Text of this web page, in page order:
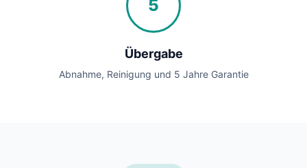
5
Übergabe
Abnahme, Reinigung und 5 Jahre Garantie